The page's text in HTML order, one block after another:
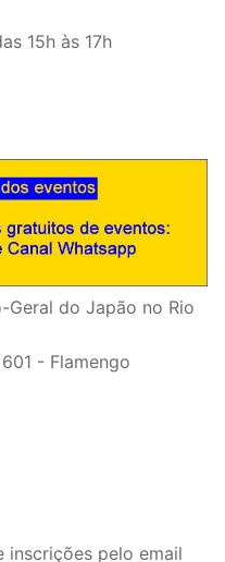
15h às 17h
do Japão no Rio
- Flamengo
inscrições pelo email